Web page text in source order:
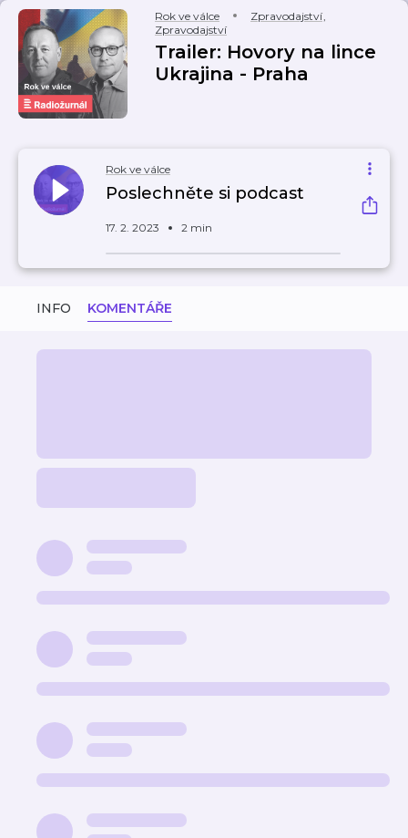
Rok ve válce Zpravodajství,
Zpravodajství
Trailer: Hovory na lince
Ukrajina - Praha
Rok ve válce
Poslechněte si podcast
17. 2. 2023 2 min
INFO KOMENTÁŘE